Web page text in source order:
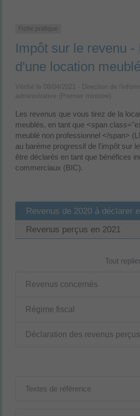
Fiche pratique
Impôt sur le revenu -
d'une location
Vérifié le 08/04/2021 - Direction de
administrative (Premier ministre)
Les revenus que vous tirez de la
meublés, en tant que <span
meublé non professionnel </span>
au barème progressif de l'impôt sur
être déclarés en tant que bénéfices
commerciaux (BIC).
Revenus de 2020 à déclarer
Revenus perçus en 2021
Tout
Revenus concernés
Régime fiscal
Déclaration des revenus
Textes de référence